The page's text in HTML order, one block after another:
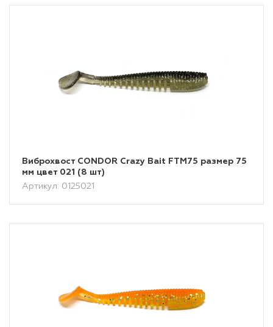
Виброхвост CONDOR Crazy Bait FTM75 размер 75
мм цвет 021 (8 шт)
Артикул: 0125021